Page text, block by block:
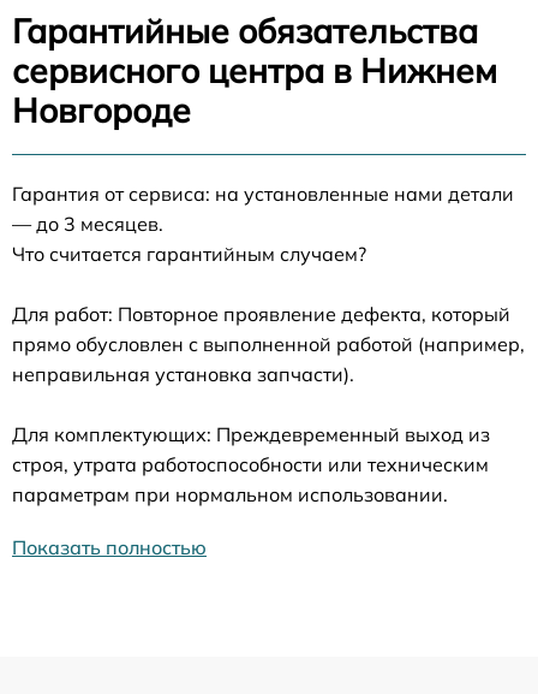
Гарантийные обязательства
сервисного центра в Нижнем
Новгороде
Гарантия от сервиса: на установленные нами детали
— до 3 месяцев.
Что считается гарантийным случаем?
Для работ: Повторное проявление дефекта, который
прямо обусловлен с выполненной работой (например,
неправильная установка запчасти).
Для комплектующих: Преждевременный выход из
строя, утрата работоспособности или техническим
параметрам при нормальном использовании.
Показать полностью